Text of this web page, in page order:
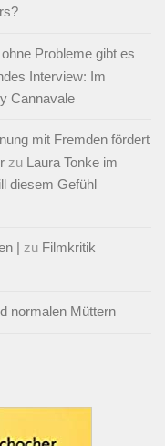
Probleme gibt es
Interview: Im
Cannavale
mit Fremden fördert
zu Laura Tonke im
diesem Gefühl
| zu Filmkritik
normalen Müttern